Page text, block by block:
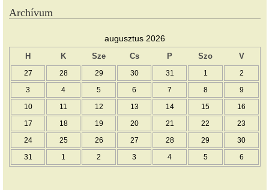
Archívum
augusztus 2026
H K Sze Cs P Szo V
27 28 29 30 31 1 2
3 4 5 6 7 8 9
10 11 12 13 14 15 16
17 18 19 20 21 22 23
24 25 26 27 28 29 30
31 1 2 3 4 5 6